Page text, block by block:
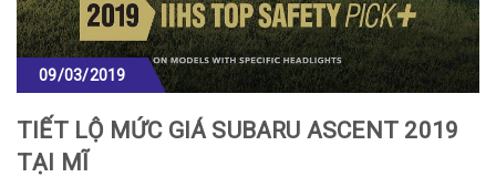
09/03/2019
TIẾT LỘ MỨC GIÁ SUBARU ASCENT 2019
TẠI MĨ